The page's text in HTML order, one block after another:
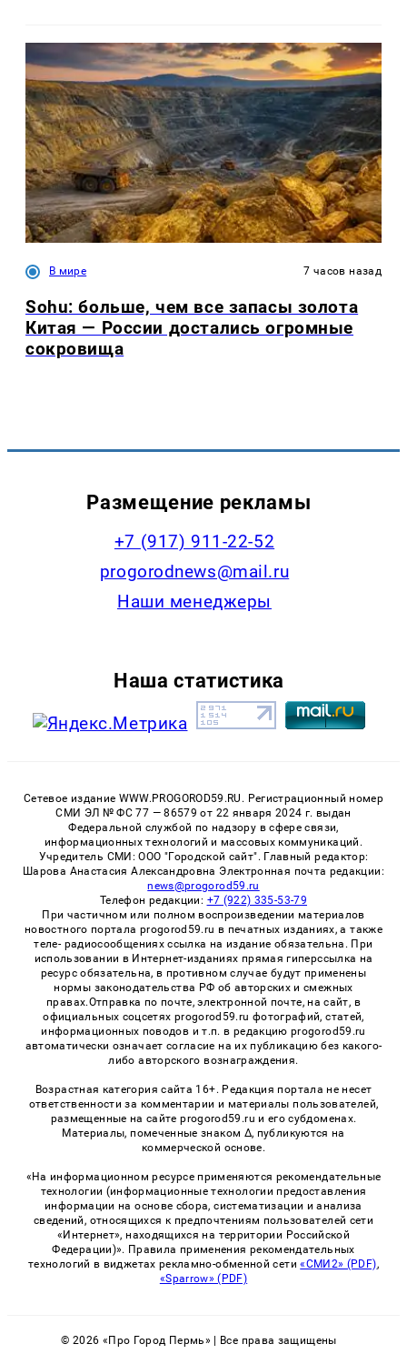
В мире 7 часов назад
Sohu: больше, чем все запасы золота
Китая — России достались огромные
сокровища
Размещение рекламы
+7 (917) 911-22-52
progorodnews@mail.ru
Наши менеджеры
Наша статистика
Сетевое издание WWW.PROGOROD59.RU. Регистрационный номер
СМИ ЭЛ № ФС 77 — 86579 от 22 января 2024 г. выдан
Федеральной службой по надзору в сфере связи,
информационных технологий и массовых коммуникаций.
Учредитель СМИ: ООО "Городской сайт". Главный редактор:
Шарова Анастасия Александровна Электронная почта редакции:
news@progorod59.ru
Телефон редакции: +7 (922) 335-53-79
При частичном или полном воспроизведении материалов
новостного портала progorod59.ru в печатных изданиях, а также
теле- радиосообщениях ссылка на издание обязательна. При
использовании в Интернет-изданиях прямая гиперссылка на
ресурс обязательна, в противном случае будут применены
нормы законодательства РФ об авторских и смежных
правах.Отправка по почте, электронной почте, на сайт, в
официальных соцсетях progorod59.ru фотографий, статей,
информационных поводов и т.п. в редакцию progorod59.ru
автоматически означает согласие на их публикацию без какого-
либо авторского вознаграждения.
Возрастная категория сайта 16+. Редакция портала не несет
ответственности за комментарии и материалы пользователей,
размещенные на сайте progorod59.ru и его субдоменах.
Материалы, помеченные знаком Δ, публикуются на
коммерческой основе.
«На информационном ресурсе применяются рекомендательные
технологии (информационные технологии предоставления
информации на основе сбора, систематизации и анализа
сведений, относящихся к предпочтениям пользователей сети
«Интернет», находящихся на территории Российской
Федерации)». Правила применения рекомендательных
технологий в виджетах рекламно-обменной сети«СМИ2» (PDF),
«Sparrow» (PDF)
© 2026 «Про Город Пермь» | Все права защищены